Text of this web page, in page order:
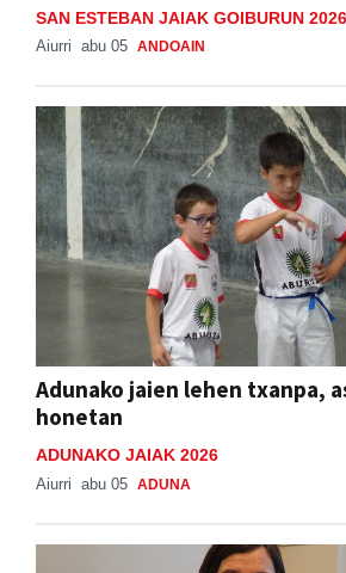
SAN ESTEBAN JAIAK GOIBURUN 2026
Aiurri abu 05 ANDOAIN
Adunako jaien lehen txanpa,
honetan
ADUNAKO JAIAK 2026
Aiurri abu 05 ADUNA